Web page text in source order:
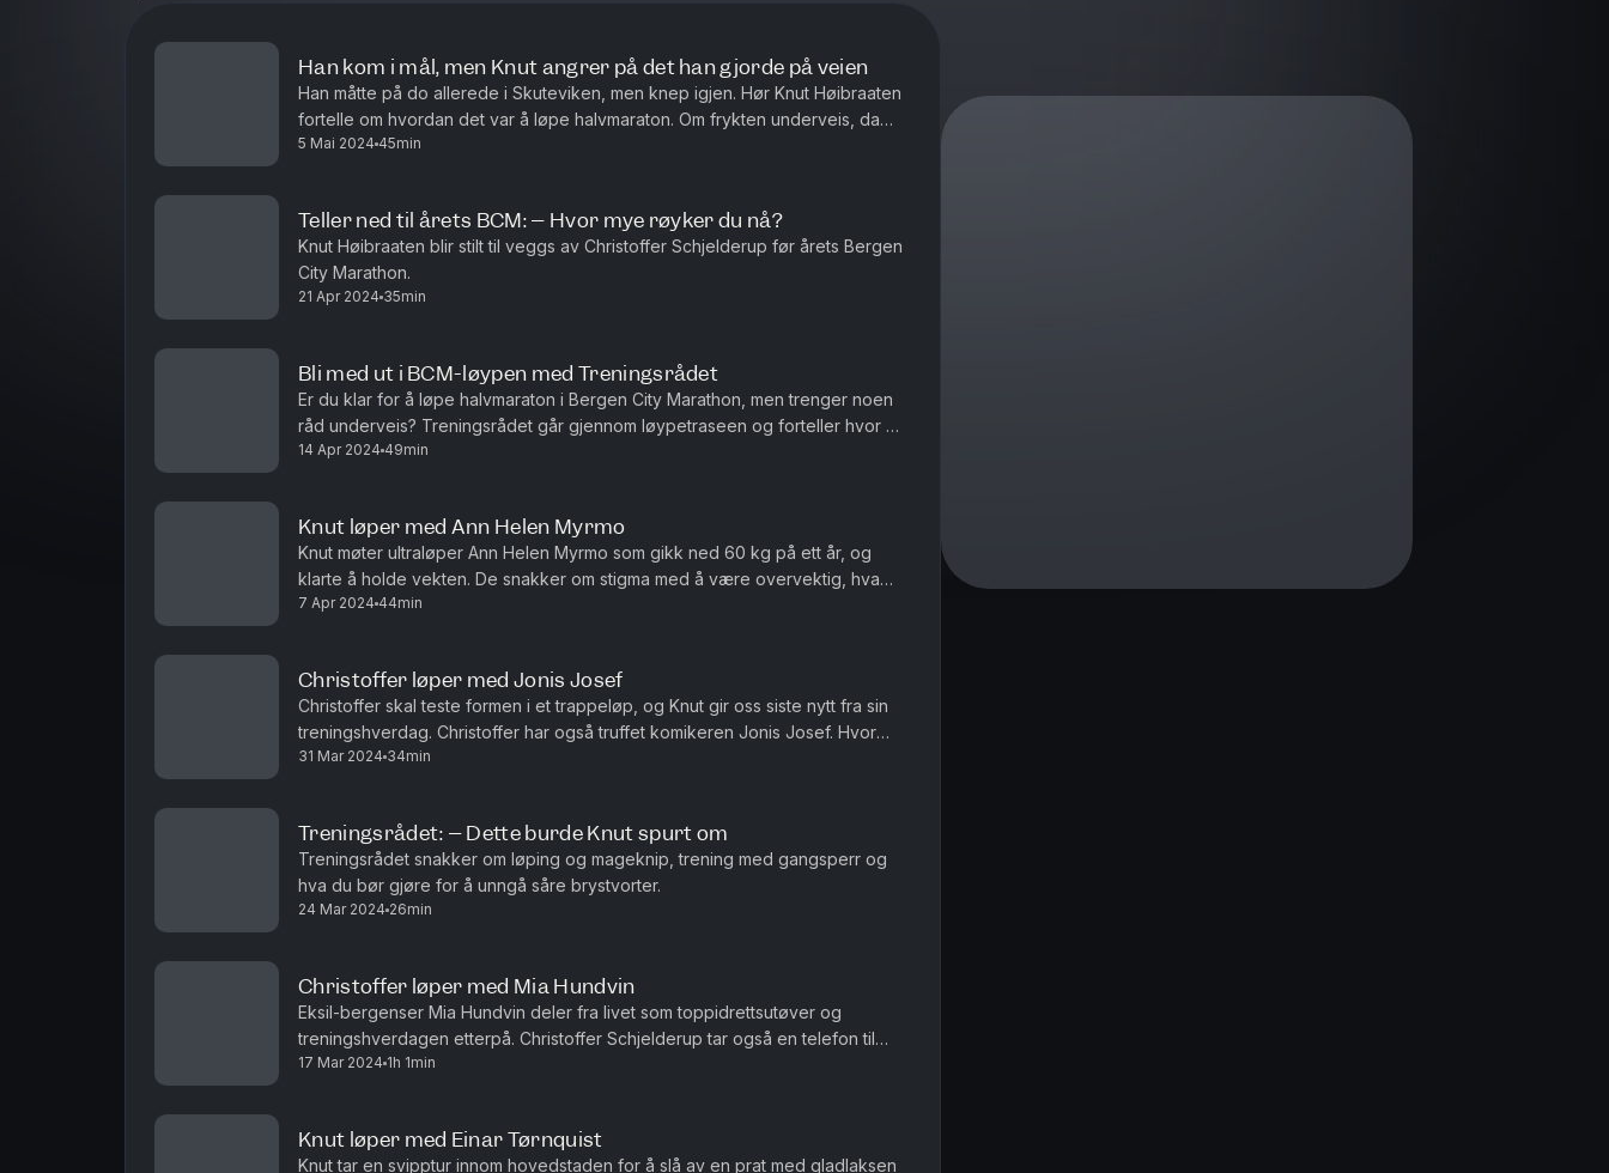
Han kom i mål, men Knut angrer på det han gjorde på veien
Han måtte på do allerede i Skuteviken, men knep igjen. Hør Knut Høibraaten
fortelle om hvordan det var å løpe halvmaraton. Om frykten underveis, da
han så rødt og det han gjerne skulle ønske ikke skje...
5 Mai 2024 45min
Teller ned til årets BCM: – Hvor mye røyker du nå?
Knut Høibraaten blir stilt til veggs av Christoffer Schjelderup før årets Bergen
City Marathon.
21 Apr 2024 35min
Bli med ut i BCM-løypen med Treningsrådet
Er du klar for å løpe halvmaraton i Bergen City Marathon, men trenger noen
råd underveis? Treningsrådet går gjennom løypetraseen og forteller hvor du
bør løpe, gå og få i deg næring. Knut og Christof...
14 Apr 2024 49min
Knut løper med Ann Helen Myrmo
Knut møter ultraløper Ann Helen Myrmo som gikk ned 60 kg på ett år, og
klarte å holde vekten. De snakker om stigma med å være overvektig, hva
som må til for å legge om livet og faren ved å bli for opp...
7 Apr 2024 44min
Christoffer løper med Jonis Josef
Christoffer skal teste formen i et trappeløp, og Knut gir oss siste nytt fra sin
treningshverdag. Christoffer har også truffet komikeren Jonis Josef. Hvor
lettrent er han egentlig? Og hva er forskjell...
31 Mar 2024 34min
Treningsrådet: – Dette burde Knut spurt om
Treningsrådet snakker om løping og mageknip, trening med gangsperr og
hva du bør gjøre for å unngå såre brystvorter.
24 Mar 2024 26min
Christoffer løper med Mia Hundvin
Eksil-bergenser Mia Hundvin deler fra livet som toppidrettsutøver og
treningshverdagen etterpå. Christoffer Schjelderup tar også en telefon til
Knut for å høre hvordan han ligger an med både trening o...
17 Mar 2024 1h 1min
Knut løper med Einar Tørnquist
Knut tar en svipptur innom hovedstaden for å slå av en prat med gladlaksen